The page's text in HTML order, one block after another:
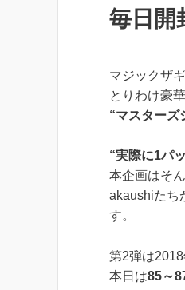
毎日
マジックザ
とりわけ豪
“マスターズ
“実際に1パ
本企画はそ
akaushiたち
す。
第2弾は
本日は85～